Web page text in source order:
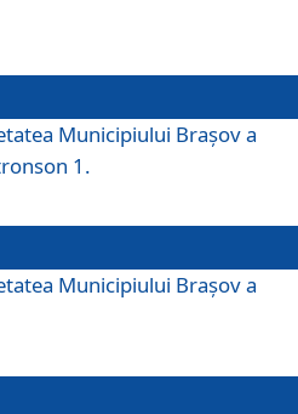
Municipiului Brașov a
1.
Municipiului Brașov a